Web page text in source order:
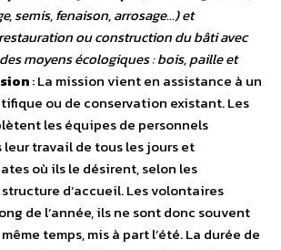
semis, fenaison, arrosage…) et
ou construction du bâti avec
moyens écologiques : bois, paille et
: La mission vient en assistance à un
ou de conservation existant. Les
les équipes de personnels
leur travail de tous les jours et
où ils le désirent, selon les
d’accueil. Les volontaires
de l’année, ils ne sont donc souvent
temps, mis à part l’été. La durée de